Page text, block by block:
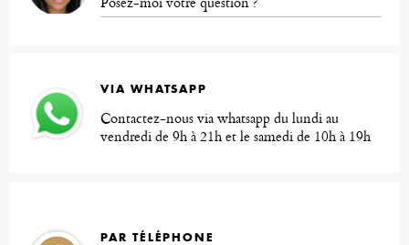
VIA WHATSAPP
Contactez-nous via whatsapp du lundi au
vendredi de 9h à 21h et le samedi de 10h à 19h
PAR TÉLÉPHONE